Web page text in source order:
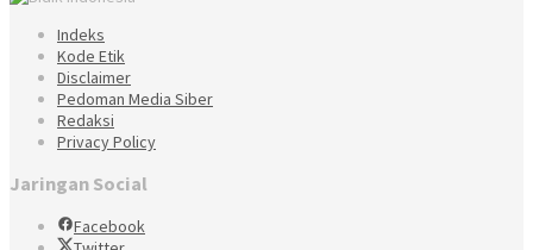
Indeks
Kode Etik
Disclaimer
Pedoman Media Siber
Redaksi
Privacy Policy
Jaringan Social
Facebook